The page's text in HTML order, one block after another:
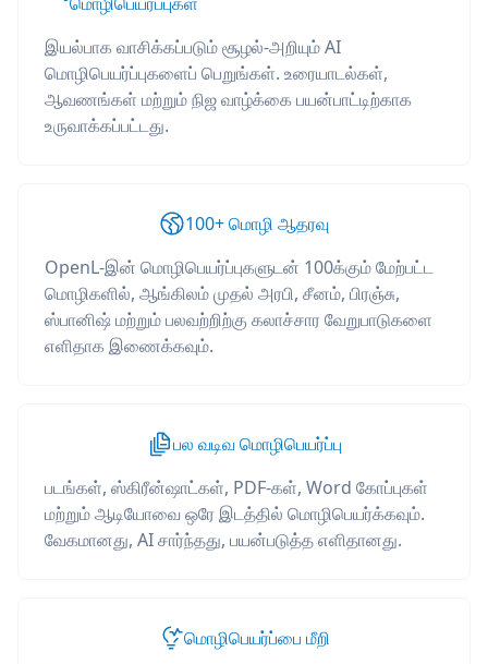
இயல்பாக வாசிக்கப்படும் சூழல்-அறியும் AI
மொழிபெயர்ப்புகளைப் பெறுங்கள். உரையாடல்கள்,
ஆவணங்கள் மற்றும் நிஜ வாழ்க்கை பயன்பாட்டிற்காக
உருவாக்கப்பட்டது.
100+ மொழி ஆதரவு
OpenL-இன் மொழிபெயர்ப்புகளுடன் 100க்கும் மேற்பட்ட
மொழிகளில், ஆங்கிலம் முதல் அரபி, சீனம், பிரஞ்சு,
ஸ்பானிஷ் மற்றும் பலவற்றிற்கு கலாச்சார வேறுபாடுகளை
எளிதாக இணைக்கவும்.
பல வடிவ மொழிபெயர்ப்பு
படங்கள், ஸ்கிரீன்ஷாட்கள், PDF-கள், Word கோப்புகள்
மற்றும் ஆடியோவை ஒரே இடத்தில் மொழிபெயர்க்கவும்.
வேகமானது, AI சார்ந்தது, பயன்படுத்த எளிதானது.
மொழிபெயர்ப்பை மீறி